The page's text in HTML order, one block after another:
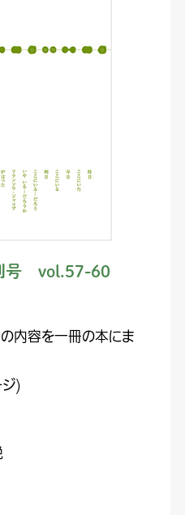
号 vol.57-60
内容を一冊の本にま
)